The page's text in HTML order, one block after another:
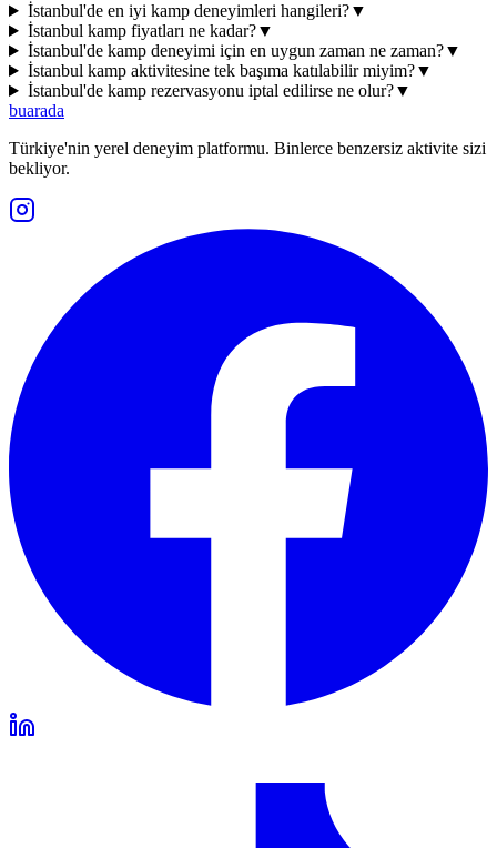
İstanbul'de en iyi kamp deneyimleri hangileri?▼
İstanbul kamp fiyatları ne kadar?▼
İstanbul'de kamp deneyimi için en uygun zaman ne zaman?▼
İstanbul kamp aktivitesine tek başıma katılabilir miyim?▼
İstanbul'de kamp rezervasyonu iptal edilirse ne olur?▼
buarada
Türkiye'nin yerel deneyim platformu. Binlerce benzersiz aktivite sizi
bekliyor.